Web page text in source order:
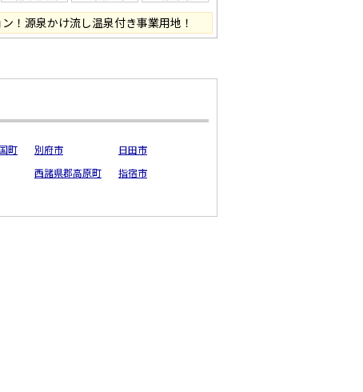
！源泉かけ流し温泉付き事業用地！
町 別府市
日田市
西諸県郡高原町
指宿市